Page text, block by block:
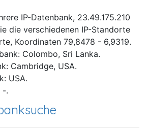
IP-Datenbank, 23.49.175.210
die verschiedenen IP-Standorte
Koordinaten 79,8478 - 6,9319.
Colombo, Sri Lanka.
Cambridge, USA.
USA.
-.